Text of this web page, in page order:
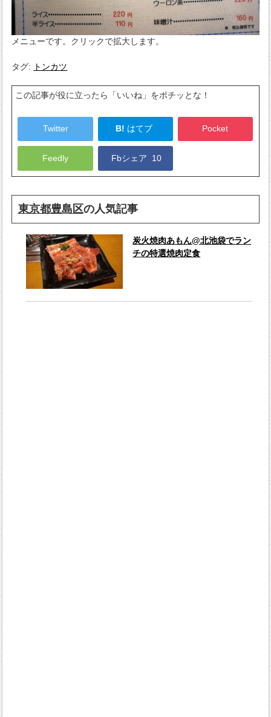
メニューです。クリックで拡大します。
タグ: トンカツ
この記事が役に立ったら「いいね」をポチッとな！
Twitter B! はてブ Pocket
Feedly Fbシェア 10
東京都豊島区の人気記事
炭火焼肉あもん@北池袋でラン
チの特選焼肉定食